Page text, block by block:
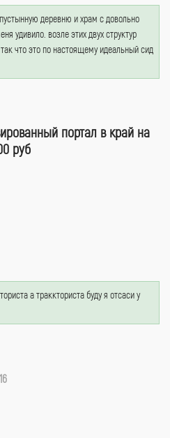
деревню и храм с довольно
удивило. возле этих двух структур
что это по настоящему идеальный сид
портал в край на
руб
а траккториста буду я отсаси у